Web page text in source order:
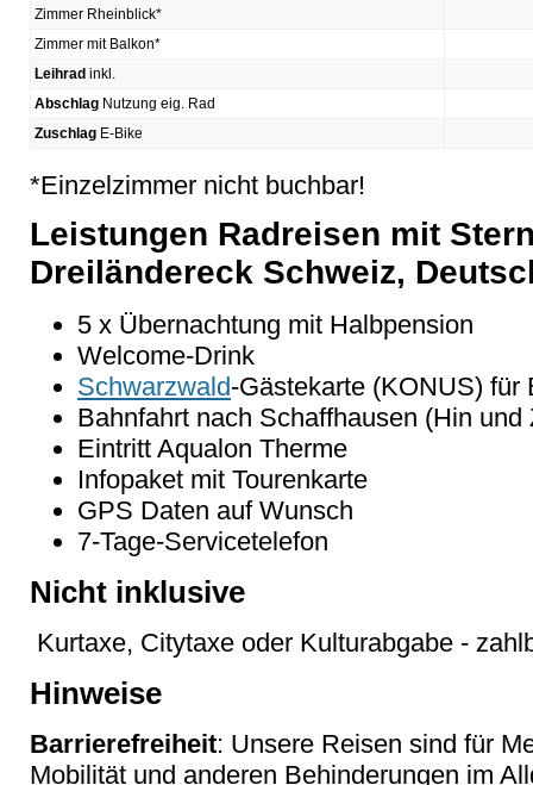
Zimmer Rheinblick*
Zimmer mit Balkon*
Leihrad inkl.
Abschlag Nutzung eig. Rad
Zuschlag E-Bike
*Einzelzimmer nicht buchbar!
Leistungen Radreisen mit
Dreiländereck Schweiz,
5 x Übernachtung mit Halbpension
Welcome-Drink
Schwarzwald-Gästekarte (KONUS) für
Bahnfahrt nach Schaffhausen (Hin
Eintritt Aqualon Therme
Infopaket mit Tourenkarte
GPS Daten auf Wunsch
7-Tage-Servicetelefon
Nicht inklusive
Kurtaxe, Citytaxe oder Kulturabgabe -
Hinweise
Barrierefreiheit: Unsere Reisen sind für
Mobilität und anderen Behinderungen im